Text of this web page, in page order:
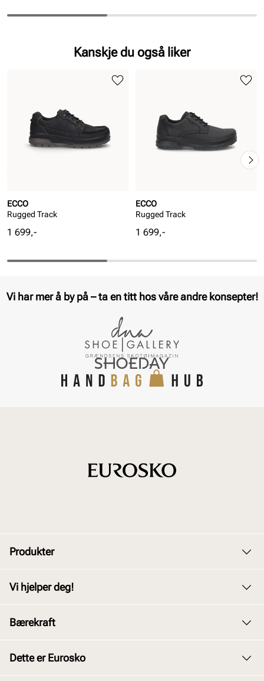
Kanskje du også liker
ECCO
Rugged Track
Pris
1 699,-
ECCO
Rugged Track
Pris
1 699,-
Vi har mer å by på – ta en titt hos våre andre konsepter!
Produkter
Barn
Vi hjelper deg!
Kjøpsbetingelser
Bærekraft
Dette er Eurosko